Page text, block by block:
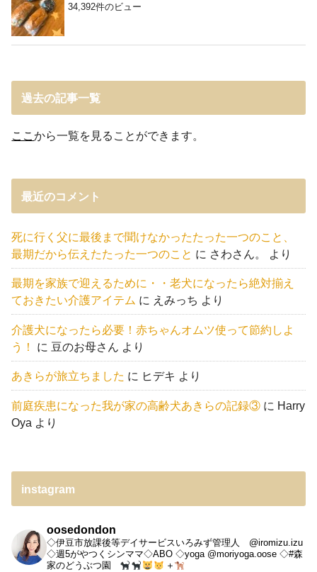
34,392件のビュー
過去の記事一覧
ここから一覧を見ることができます。
最近のコメント
死に行く父に最後まで聞けなかったたった一つのこと、
最期だから伝えたたった一つのこと に さわさん。 より
最期を家族で迎えるために・・老犬になったら絶対揃え
ておきたい介護アイテム に えみっち より
介護犬になったら必要！赤ちゃんオムツ使って節約しよ
う！
に 豆のお母さん より
あきらが旅立ちました に ヒデキ より
前庭疾患になった我が家の高齢犬あきらの記録③ に Harry
Oya より
instagram
oosedondon
◇伊豆市放課後等デイサービスいろみず管理人 @iromizu.izu
◇週5がやつくシンママ◇ABO ◇yoga @moriyoga.oose ◇#森
家のどうぶつ園
＋